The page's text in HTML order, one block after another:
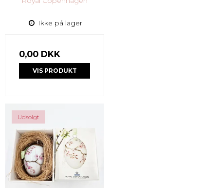
Ikke på lager
0,00 DKK
VIS PRODUKT
Udsolgt